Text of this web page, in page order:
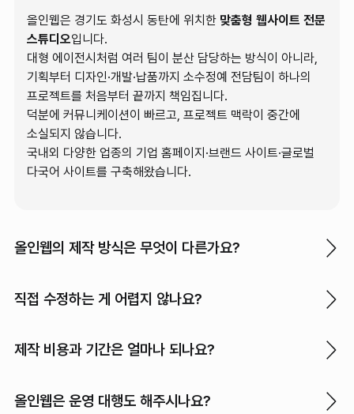
올인웹은 경기도 화성시 동탄에 위치한 맞춤형 웹사이트 전문
스튜디오입니다.
대형 에이전시처럼 여러 팀이 분산 담당하는 방식이 아니라,
기획부터 디자인·개발·납품까지 소수정예 전담팀이 하나의
프로젝트를 처음부터 끝까지 책임집니다.
덕분에 커뮤니케이션이 빠르고, 프로젝트 맥락이 중간에
소실되지 않습니다.
국내외 다양한 업종의 기업 홈페이지·브랜드 사이트·글로벌
다국어 사이트를 구축해왔습니다.
올인웹의 제작 방식은 무엇이 다른가요?
직접 수정하는 게 어렵지 않나요?
제작 비용과 기간은 얼마나 되나요?
올인웹은 운영 대행도 해주시나요?